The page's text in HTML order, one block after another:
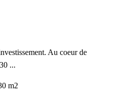
Au coeur de
...
m2